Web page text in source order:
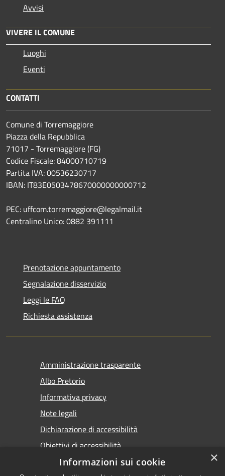
Avvisi
VIVERE IL COMUNE
Luoghi
Eventi
CONTATTI
Comune di Torremaggiore
Piazza della Repubblica
71017 - Torremaggiore (FG)
Codice Fiscale: 84000710719
Partita IVA: 00536230717
IBAN: IT83E0503478670000000000712
PEC: uffcom.torremaggiore@legalmail.it
Centralino Unico: 0882 391111
Prenotazione appuntamento
Segnalazione disservizio
Leggi le FAQ
Richiesta assistenza
Amministrazione trasparente
Albo Pretorio
Informativa privacy
Note legali
Dichiarazione di accessibilità
Obiettivi di accessibilità
×
Informazioni sui cookie
Premi Escape per chiudere